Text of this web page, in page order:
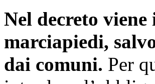
Nel decreto
marciapiedi,
dai comuni. Per